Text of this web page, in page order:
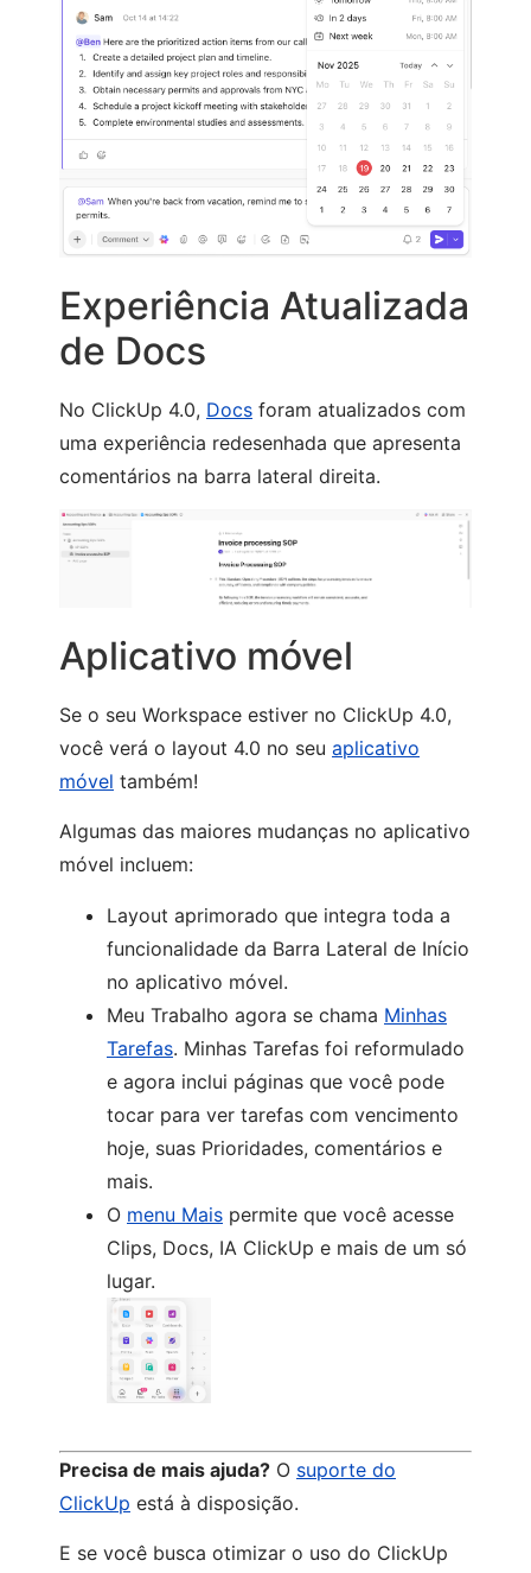
Experiência Atualizada
de Docs
No ClickUp 4.0, Docs foram atualizados com
uma experiência redesenhada que apresenta
comentários na barra lateral direita.
Aplicativo móvel
Se o seu Workspace estiver no ClickUp 4.0,
você verá o layout 4.0 no seu aplicativo
móvel também!
Algumas das maiores mudanças no aplicativo
móvel incluem:
Layout aprimorado que integra toda a
funcionalidade da Barra Lateral de Início
no aplicativo móvel.
Meu Trabalho agora se chama Minhas
Tarefas. Minhas Tarefas foi reformulado
e agora inclui páginas que você pode
tocar para ver tarefas com vencimento
hoje, suas Prioridades, comentários e
mais.
O menu Mais permite que você acesse
Clips, Docs, IA ClickUp e mais de um só
lugar.
Precisa de mais ajuda? O suporte do
ClickUp está à disposição.
E se você busca otimizar o uso do ClickUp